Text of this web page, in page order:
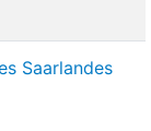
Saarlandes